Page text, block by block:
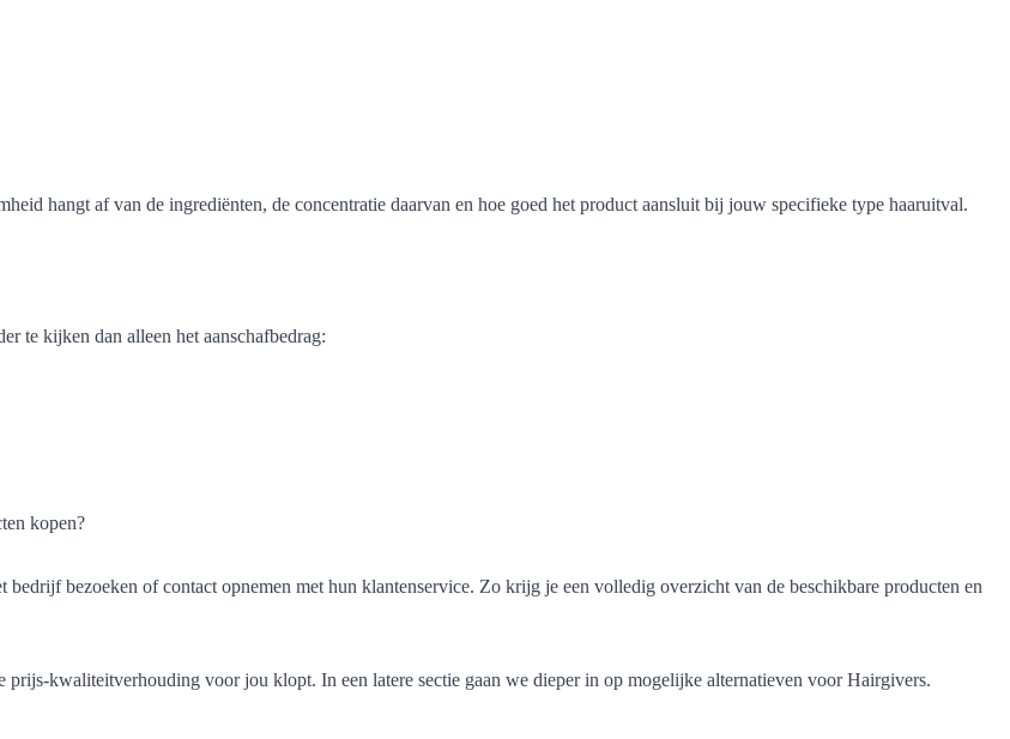
hangt af van de ingrediënten, de concentratie daarvan en hoe goed het product aansluit bij jouw specifieke type haaruitval.
te kijken dan alleen het aanschafbedrag:
kopen?
bezoeken of contact opnemen met hun klantenservice. Zo krijg je een volledig overzicht van de beschikbare producten en
kwaliteitverhouding voor jou klopt. In een latere sectie gaan we dieper in op mogelijke alternatieven voor Hairgivers.